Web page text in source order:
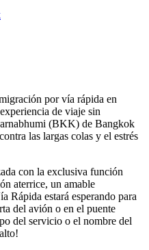
por vía rápida en
de viaje sin
(BKK) de Bangkok
las largas colas y el estrés
con la exclusiva función
aterrice, un amable
Rápida estará esperando para
del avión o en el puente
del servicio o el nombre del